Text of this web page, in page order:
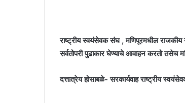
राष्ट्रीय स्वयंसेवक संघ , मणिपूरमधील
सर्वतोपरी पुढाकार घेण्याचे आवाहन करतो तसेच
दत्तात्रेय होसाबळे- सरकार्यवाह राष्ट्रीय